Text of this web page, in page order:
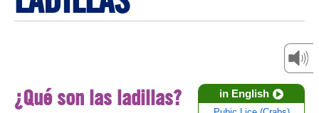
in English
¿Qué son las ladillas?